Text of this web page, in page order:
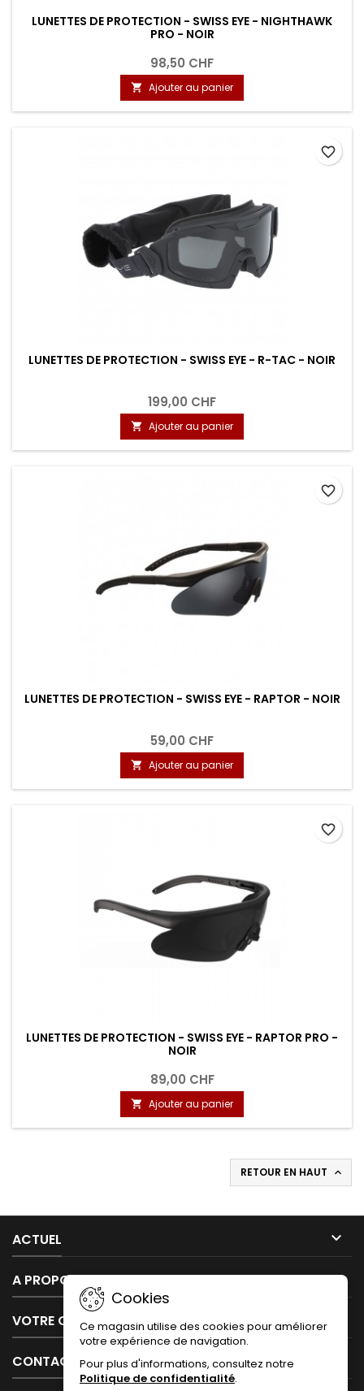
LUNETTES DE PROTECTION - SWISS EYE - NIGHTHAWK
PRO - NOIR
98,50 CHF
 Ajouter au panier
LUNETTES DE PROTECTION - SWISS EYE - R-TAC - NOIR
199,00 CHF
 Ajouter au panier
favorite_border
LUNETTES DE PROTECTION - SWISS EYE - RAPTOR - NOIR
59,00 CHF
 Ajouter au panier
favorite_border
LUNETTES DE PROTECTION - SWISS EYE - RAPTOR PRO -
NOIR
89,00 CHF
 Ajouter au panier
favorite_border
RETOUR EN HAUT 
ACTUEL 
A PROPOS DE NOUS 
VOTRE COMPTE
CONTACT
Cookies
Ce magasin utilise des cookies pour améliorer
votre expérience de navigation.
Pour plus d'informations, consultez notre
Politique de confidentialité.